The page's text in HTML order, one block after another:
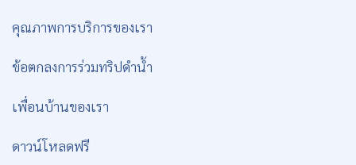
คุณภาพการบริการของเรา
ข้อตกลงการร่วมทริปดำน้ำ
เพื่อนบ้านของเรา
ดาวน์โหลดฟรี